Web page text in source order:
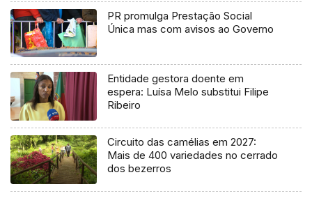
PR promulga Prestação Social
Única mas com avisos ao Governo
Entidade gestora doente em
espera: Luísa Melo substitui Filipe
Ribeiro
Circuito das camélias em 2027:
Mais de 400 variedades no cerrado
dos bezerros